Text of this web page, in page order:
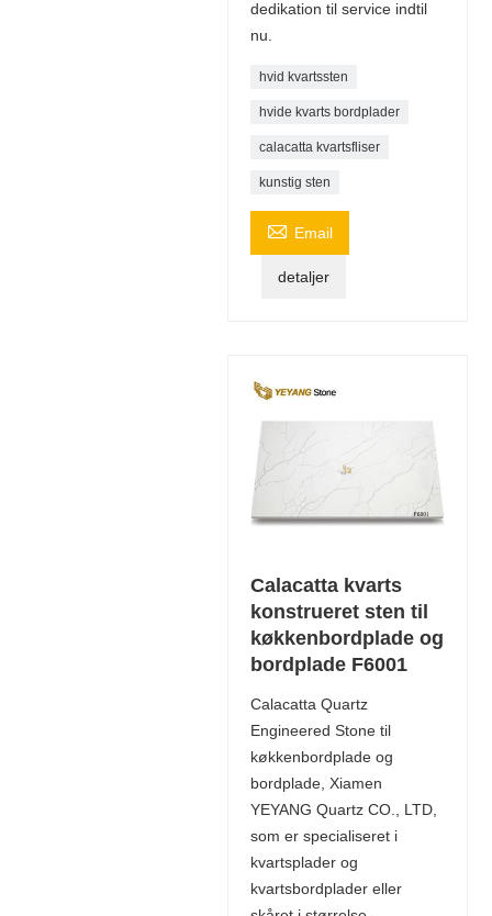
dedikation til service indtil
nu.
hvid kvartssten
hvide kvarts bordplader
calacatta kvartsfliser
kunstig sten
 Email
detaljer
Calacatta kvarts
konstrueret sten til
køkkenbordplade og
bordplade F6001
Calacatta Quartz
Engineered Stone til
køkkenbordplade og
bordplade, Xiamen
YEYANG Quartz CO., LTD,
som er specialiseret i
kvartsplader og
kvartsbordplader eller